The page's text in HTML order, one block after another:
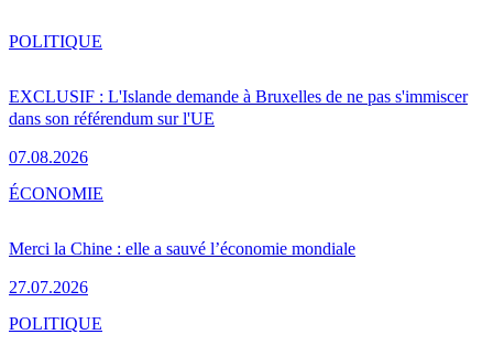
EXCLUSIF : L'Islande demande à Bruxelles de ne pas s'immiscer
dans son référendum sur l'UE
07.08.2026
POLITIQUE
Merci la Chine : elle a sauvé l’économie mondiale
27.07.2026
ÉCONOMIE
POLITIQUE